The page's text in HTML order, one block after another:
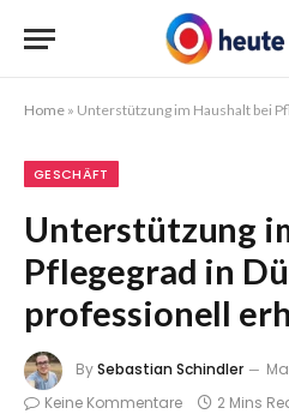
Home » Unterstützung im Haushalt bei
GESCHÄFT
Unterstützung
Pflegegrad in
professionell
BySebastian Schindler
Keine Kommentare
2 Mins